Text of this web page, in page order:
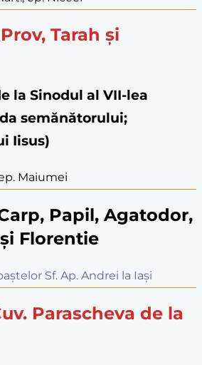
Tarah și
la Sinodul al VII-lea
semănătorului;
Iisus)
Maiumei
Papil, Agatodor,
Florentie
Sf. Ap. Andrei la Iași
Parascheva de la